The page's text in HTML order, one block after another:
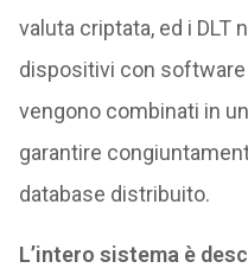
valuta criptata, ed i DLT
dispositivi con
vengono combinati in
garantire
database distribuito.
L’intero sistema è